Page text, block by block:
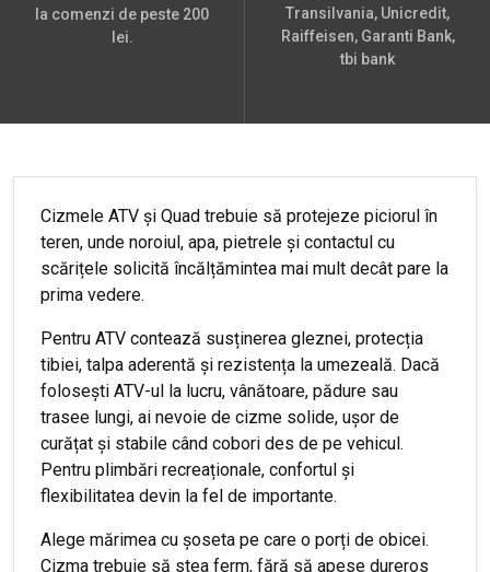
la comenzi de peste 200
lei.
Transilvania, Unicredit,
Raiffeisen, Garanti Bank,
tbi bank
Cizmele ATV și Quad trebuie să protejeze piciorul în
teren, unde noroiul, apa, pietrele și contactul cu
scărițele solicită încălțămintea mai mult decât pare la
prima vedere.
Pentru ATV contează susținerea gleznei, protecția
tibiei, talpa aderentă și rezistența la umezeală. Dacă
folosești ATV-ul la lucru, vânătoare, pădure sau
trasee lungi, ai nevoie de cizme solide, ușor de
curățat și stabile când cobori des de pe vehicul.
Pentru plimbări recreaționale, confortul și
flexibilitatea devin la fel de importante.
Alege mărimea cu șoseta pe care o porți de obicei.
Cizma trebuie să stea ferm, fără să apese dureros